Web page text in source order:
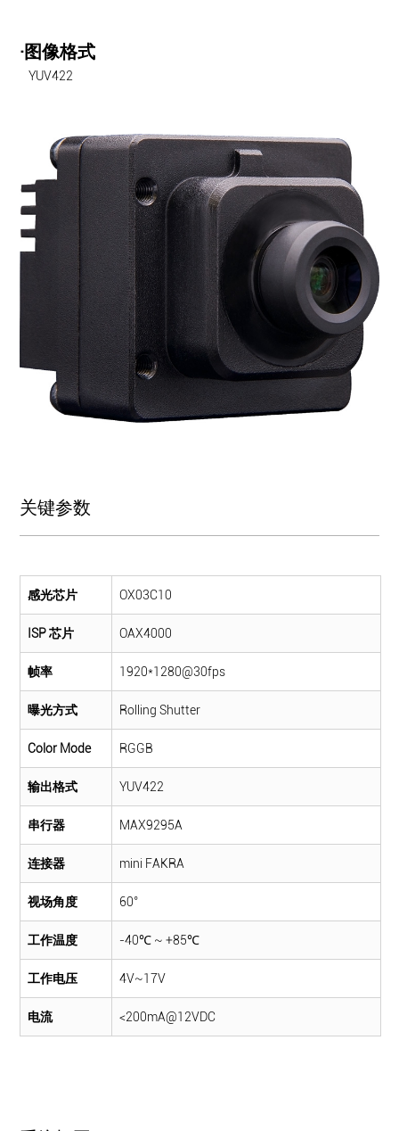
·图像格式
YUV422
关键参数
感光芯片 OX03C10
ISP 芯片 OAX4000
帧率 1920*1280@30fps
曝光方式 Rolling Shutter
Color Mode RGGB
输出格式 YUV422
串行器 MAX9295A
连接器 mini FAKRA
视场角度 60°
工作温度 -40℃ ~ +85℃
工作电压 4V~17V
电流 <200mA@12VDC